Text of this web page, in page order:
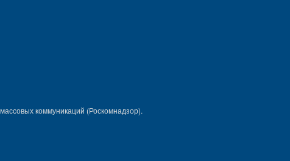
коммуникаций (Роскомнадзор).